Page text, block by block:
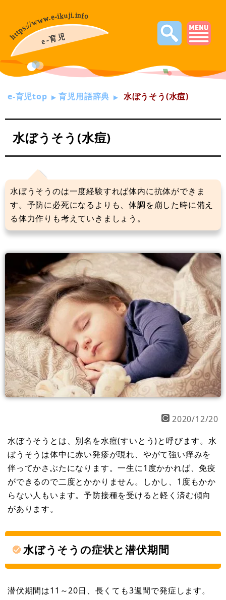
e-育児top 育児用語辞典 水ぼうそう(水痘)
水ぼうそう(水痘)
水ぼうそうのは一度経験すれば体内に抗体ができま
す。予防に必死になるよりも、体調を崩した時に備え
る体力作りも考えていきましょう。
2020/12/20
水ぼうそうとは、別名を水痘(すいとう)と呼びます。水
ぼうそうは体中に赤い発疹が現れ、やがて強い痒みを
伴ってかさぶたになります。一生に1度かかれば、免疫
ができるので二度とかかりません。しかし、1度もかか
らない人もいます。予防接種を受けると軽く済む傾向
があります。
水ぼうそうの症状と潜伏期間
潜伏期間は11～20日、長くても3週間で発症します。